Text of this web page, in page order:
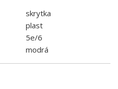
skrytka
plast
5e/6
modrá